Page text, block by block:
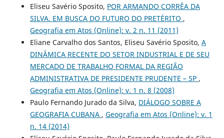
Eliseu Savério Sposito, POR ARMANDO CORRÊA DA
SILVA. EM BUSCA DO FUTURO DO PRETÉRITO ,
Geografia em Atos (Online): v. 2 n. 11 (2011)
Eliane Carvalho dos Santos, Eliseu Savério Sposito, A
DINÂMICA RECENTE DO SETOR INDUSTRIAL E DE SEU
MERCADO DE TRABALHO FORMAL DA REGIÃO
ADMINISTRATIVA DE PRESIDENTE PRUDENTE – SP ,
Geografia em Atos (Online): v. 1 n. 8 (2008)
Paulo Fernando Jurado da Silva, DIÁLOGO SOBRE A
GEOGRAFIA CUBANA , Geografia em Atos (Online): v. 1
n. 14 (2014)